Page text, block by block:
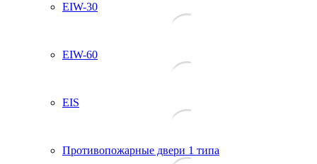
EIW-30
EIW-60
EIS
Противопожарные двери 1 типа